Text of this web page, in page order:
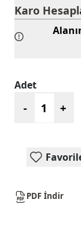
Karo
Adet
- +
PDF İndir